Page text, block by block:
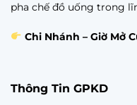
pha chế đồ uống trong
Chi Nhánh – Giờ Mở
Thông Tin GPKD